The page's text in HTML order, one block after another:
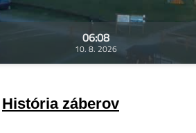
06:08
10. 8. 2026
História záberov